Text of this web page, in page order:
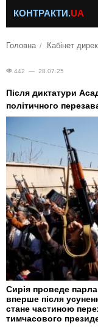
КОНТРАКТИ.UA
Головна Кабінет
442 — 28.07.25
Після диктатури
політичного
Сирія проведе
вперше після
стане частиною
тимчасового